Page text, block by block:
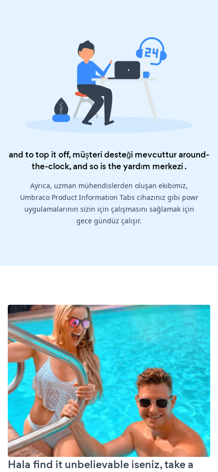
and to top it off, müşteri desteği mevcuttur around-
the-clock, and so is theyardım merkezi.
Ayrıca, uzman mühendislerden oluşan ekibimiz,
Umbraco Product Information Tabs cihazınız gibi powr
uygulamalarının sizin için çalışmasını sağlamak için
gece gündüz çalışır.
Hala find it unbelievable iseniz, take a